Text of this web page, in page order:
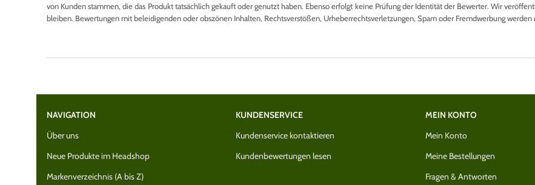
von Kunden stammen, die das Produkt tatsächlich gekauft oder genutzt haben. Ebenso erfolgt keine Prüfung der Identität der Bewerter. Wir
bleiben. Bewertungen mit beleidigenden oder obszönen Inhalten, Rechtsverstößen, Urheberrechtsverletzungen, Spam oder Fremdwerbung
NAVIGATION
Über uns
Neue Produkte im Headshop
Markenverzeichnis (A bis Z)
KUNDENSERVICE
Kundenservice kontaktieren
Kundenbewertungen lesen
MEIN KONTO
Mein Konto
Meine Bestellungen
Fragen & Antworten